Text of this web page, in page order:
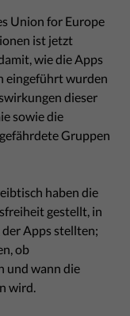
Union for Europe
ist jetzt
wie die Apps
eingeführt wurden
dieser
sowie die
Gruppen
haben die
gestellt, in
Apps stellten;
ob
und wann die
wird.